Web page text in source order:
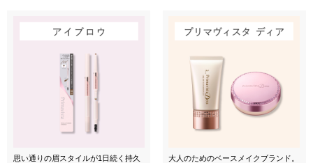
思い通りの眉スタイルが1日続く持久
大人のためのベースメイクブランド。